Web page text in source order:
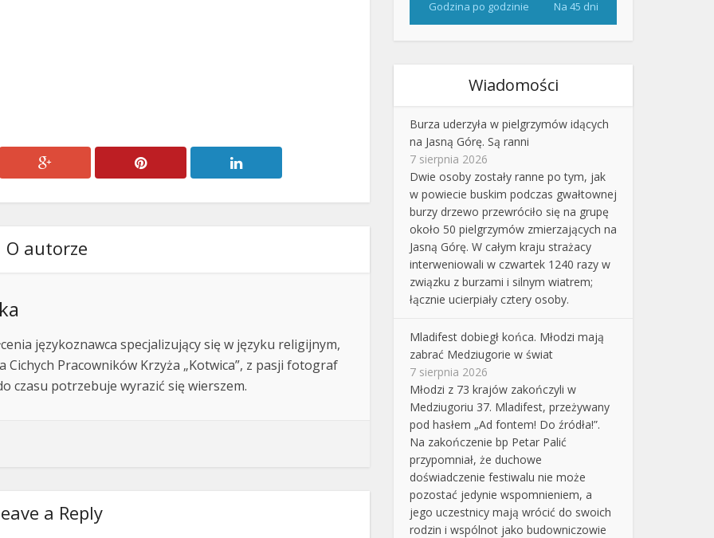
O autorze
językoznawca specjalizujący się w języku religijnym,
Cichych Pracowników Krzyża „Kotwica”, z pasji fotograf
czasu potrzebuje wyrazić się wierszem.
a Reply
Godzina po godzinie Na 45 dni
Wiadomości
Burza uderzyła w pielgrzymów idących
na Jasną Górę. Są ranni
7 sierpnia 2026
Dwie osoby zostały ranne po tym, jak
w powiecie buskim podczas gwałtownej
burzy drzewo przewróciło się na grupę
około 50 pielgrzymów zmierzających na
Jasną Górę. W całym kraju strażacy
interweniowali w czwartek 1240 razy w
związku z burzami i silnym wiatrem;
łącznie ucierpiały cztery osoby.
Mladifest dobiegł końca. Młodzi mają
zabrać Medziugorie w świat
7 sierpnia 2026
Młodzi z 73 krajów zakończyli w
Medziugoriu 37. Mladifest, przeżywany
pod hasłem „Ad fontem! Do źródła!”.
Na zakończenie bp Petar Palić
przypomniał, że duchowe
doświadczenie festiwalu nie może
pozostać jedynie wspomnieniem, a
jego uczestnicy mają wrócić do swoich
rodzin i wspólnot jako budowniczowie